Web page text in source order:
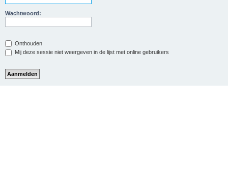
Wachtwoord:
Onthouden
Mij deze sessie niet weergeven in de lijst met online gebruikers